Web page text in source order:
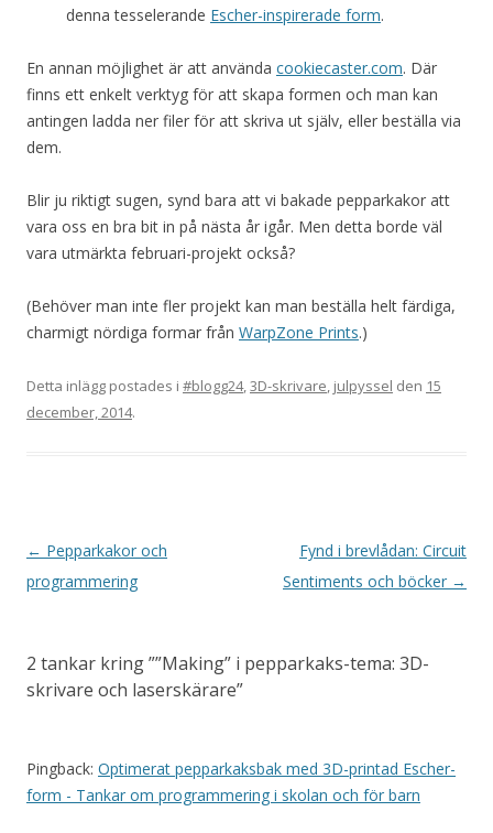
denna tesselerande Escher-inspirerade form.
En annan möjlighet är att använda cookiecaster.com. Där
finns ett enkelt verktyg för att skapa formen och man kan
antingen ladda ner filer för att skriva ut själv, eller beställa via
dem.
Blir ju riktigt sugen, synd bara att vi bakade pepparkakor att
vara oss en bra bit in på nästa år igår. Men detta borde väl
vara utmärkta februari-projekt också?
(Behöver man inte fler projekt kan man beställa helt färdiga,
charmigt nördiga formar från WarpZone Prints.)
Detta inlägg postades i #blogg24,3D-skrivare, julpyssel den 15
december, 2014.
I
n
g
n
a
← Pepparkakor och
programmering
Fynd i brevlådan: Circuit
Sentiments och böcker →
2 tankar kring ””Making” i pepparkaks-tema: 3D-
skrivare och laserskärare”
Pingback: Optimerat pepparkaksbak med 3D-printad Escher-
form - Tankar om programmering i skolan och för barn